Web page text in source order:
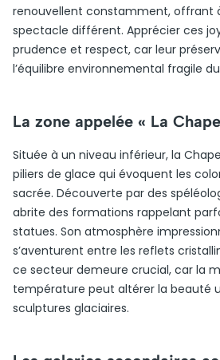
renouvellent constamment, offrant
spectacle différent. Apprécier ces
prudence et respect, car leur
l’équilibre environnemental fragile
La zone appelée « La
Située à un niveau inférieur, la
piliers de glace qui évoquent les
sacrée. Découverte par des
abrite des formations rappelant
statues. Son atmosphère
s’aventurent entre les reflets
ce secteur demeure crucial, car la
température peut altérer la beauté
sculptures glaciaires.